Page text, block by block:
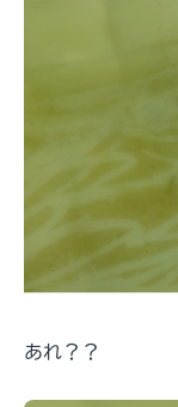
あれ？？